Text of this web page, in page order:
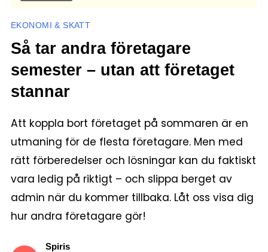
EKONOMI & SKATT
Så tar andra företagare
semester – utan att företaget
stannar
Att koppla bort företaget på sommaren är en
utmaning för de flesta företagare. Men med
rätt förberedelser och lösningar kan du faktiskt
vara ledig på riktigt – och slippa berget av
admin när du kommer tillbaka. Låt oss visa dig
hur andra företagare gör!
Spiris